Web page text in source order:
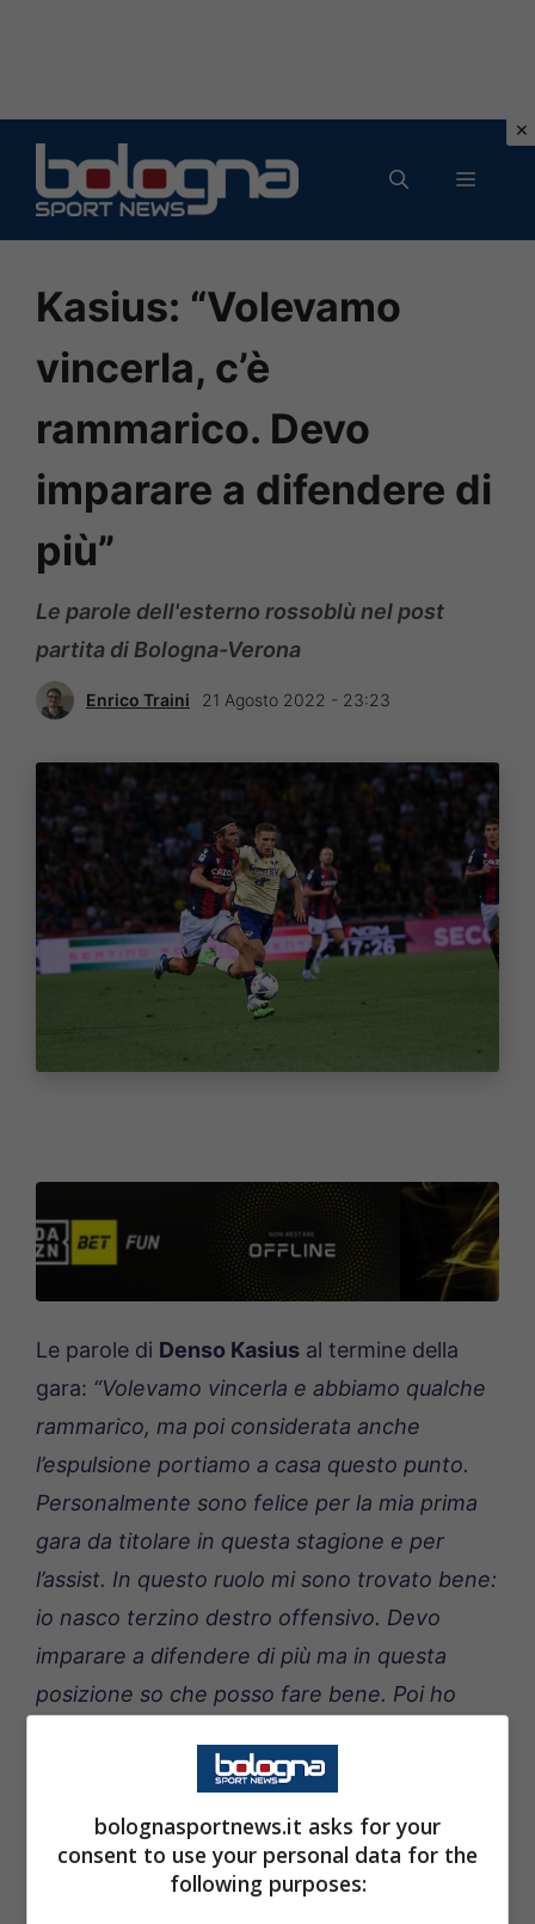
contenuto
MENU
Kasius: “Volevamo
vincerla, c’è
rammarico. Devo
imparare a difendere di
più”
Le parole dell'esterno rossoblù nel post
partita di Bologna-Verona
Enrico Traini 21 Agosto 2022 - 23:23
Le parole di Denso Kasius al termine della
gara: “Volevamo vincerla e abbiamo qualche
rammarico, ma poi considerata anche
l’espulsione portiamo a casa questo punto.
Personalmente sono felice per la mia prima
gara da titolare in questa stagione e per
l’assist. In questo ruolo mi sono trovato bene:
io nasco terzino destro offensivo. Devo
imparare a difendere di più ma in questa
posizione so che posso fare bene. Poi ho
dentro e fuori dal campo, sono contento di
lui”.
bolognasportnews.it asks for your
consent to use your personal data for the
following purposes: